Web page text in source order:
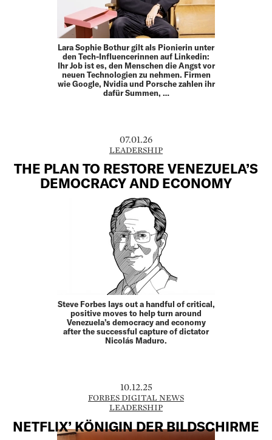
Lara Sophie Bothur gilt als Pionierin unter
den Tech-Influencerinnen auf Linkedin:
Ihr Job ist es, den Menschen die Angst vor
neuen Technologien zu nehmen. Firmen
wie Google, Nvidia und Porsche zahlen ihr
dafür Summen, …
07.01.26
LEADERSHIP
THE PLAN TO RESTORE VENEZUELA’S
DEMOCRACY AND ECONOMY
Steve Forbes lays out a handful of critical,
positive moves to help turn around
Venezuela’s democracy and economy
after the successful capture of dictator
Nicolás Maduro.
10.12.25
FORBES DIGITAL NEWS
LEADERSHIP
NETFLIX’ KÖNIGIN DER BILDSCHIRME